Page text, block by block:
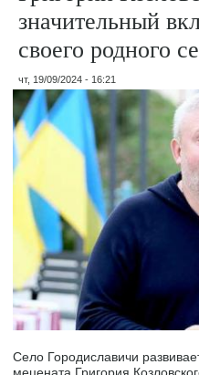
значительный
своего родного
чт, 19/09/2024 - 16:21
Село Городиславичи